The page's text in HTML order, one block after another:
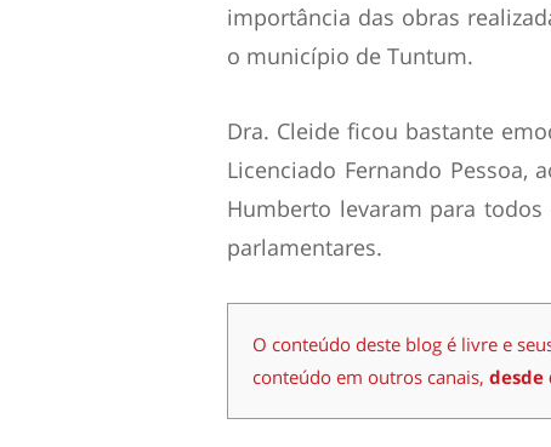
importância das obras
o município de Tuntum.
Dra. Cleide ficou bastante
Licenciado Fernando Pessoa,
Humberto levaram para
parlamentares.
O conteúdo deste blog é livre e
conteúdo em outros canais, desde